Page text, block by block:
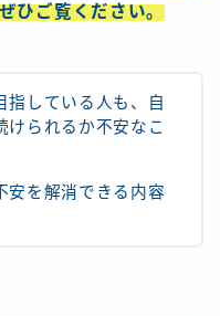
ひご覧ください。
指している人も、自
けられるか不安なこ
安を解消できる内容